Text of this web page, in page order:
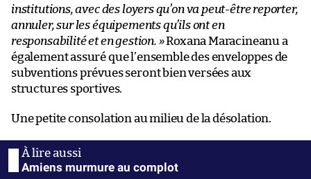
institutions, avec des loyers qu’on va peut-être reporter,
annuler, sur les équipements qu’ils ont en
responsabilité et en gestion. »Roxana Maracineanu a
également assuré que l’ensemble des enveloppes de
subventions prévues seront bien versées aux
structures sportives.
Une petite consolation au milieu de la désolation.
Amiens murmure au complot